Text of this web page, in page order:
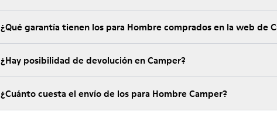
¿Qué garantía tienen los para Hombre comprados en la web
¿Hay posibilidad de devolución en Camper?
¿Cuánto cuesta el envío de los para Hombre Camper?